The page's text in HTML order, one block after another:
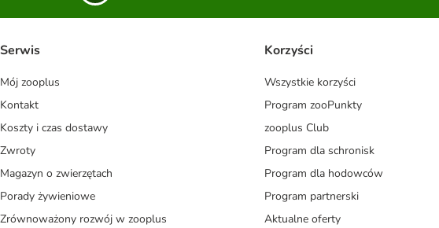
Serwis
Mój zooplus
Kontakt
Koszty i czas dostawy
Zwroty
Magazyn o zwierzętach
Porady żywieniowe
Zrównoważony rozwój w zooplus
Korzyści
Wszystkie korzyści
Program zooPunkty
zooplus Club
Program dla schronisk
Program dla hodowców
Program partnerski
Aktualne oferty